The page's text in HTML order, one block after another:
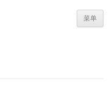
菜单